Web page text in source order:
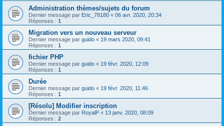
Administration thèmes/sujets du forum
Dernier message par Eric_78180 « 06 avr. 2020, 20:34
Réponses : 1
Migration vers un nouveau serveur
Dernier message par guido « 19 mars 2020, 09:41
Réponses : 1
fichier PHP
Dernier message par guido « 19 févr. 2020, 12:09
Réponses : 1
Durée
Dernier message par guido « 19 févr. 2020, 11:46
Réponses : 1
[Résolu] Modifier inscription
Dernier message par RoyalP « 13 janv. 2020, 08:09
Réponses : 2